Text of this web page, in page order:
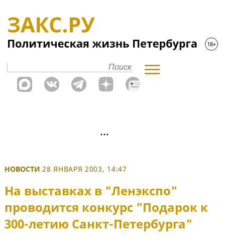
НОВОСТИ 28 ЯНВАРЯ 2003, 14:47
На выставках в "Ленэкспо"
проводится конкурс "Подарок к
300-летию Санкт-Петербурга"